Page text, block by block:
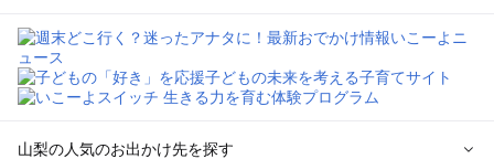
山梨の人気のお出かけ先を探す